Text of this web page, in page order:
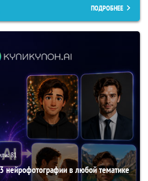
ПОДРОБНЕЕ
81
нейрофотографии в любой тематике